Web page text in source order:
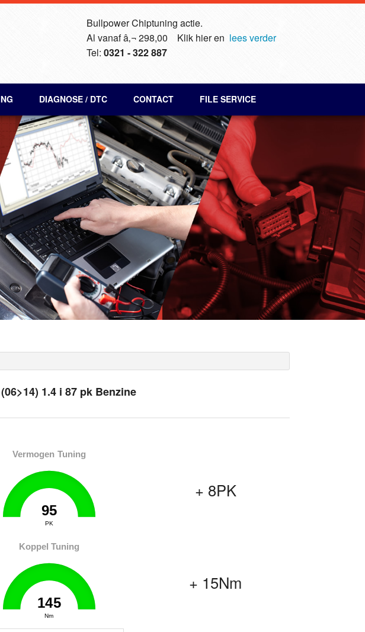
Bullpower Chiptuning actie.
Al vanaf â‚¬ 298,00 Klik hier en lees verder
Tel: 0321 - 322 887
DIAGNOSE / DTC CONTACT FILE SERVICE
1.4 i 87 pk Benzine
Vermogen Tuning
95
PK
+ 8PK
Koppel Tuning
145
Nm
+ 15Nm